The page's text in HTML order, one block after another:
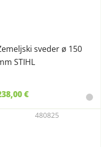
sveder ø 150
STIHL
€
480825